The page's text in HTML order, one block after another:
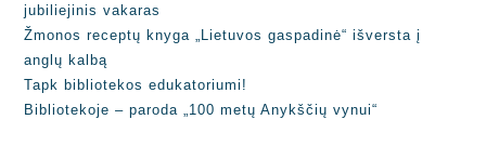
jubiliejinis vakaras
Žmonos receptų knyga „Lietuvos gaspadinė“ išversta į
anglų kalbą
Tapk bibliotekos edukatoriumi!
Bibliotekoje – paroda „100 metų Anykščių vynui“